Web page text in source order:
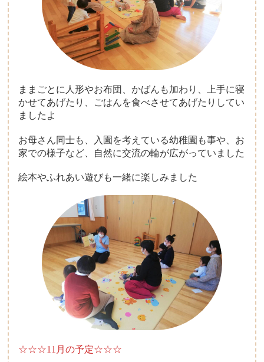
ままごとに人形やお布団、かばんも加わり、上手に寝
かせてあげたり、ごはんを食べさせてあげたりしてい
ましたよ
お母さん同士も、入園を考えている幼稚園も事や、お
家での様子など、自然に交流の輪が広がっていました
絵本やふれあい遊びも一緒に楽しみました
☆☆☆11月の予定☆☆☆